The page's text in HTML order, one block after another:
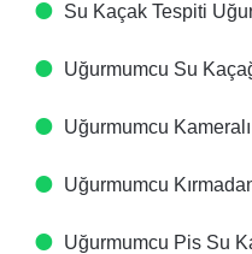
Su Kaçak Tespiti​
Uğurmumcu Su
Uğurmumcu
Uğurmumcu
Uğurmumcu Pis Su